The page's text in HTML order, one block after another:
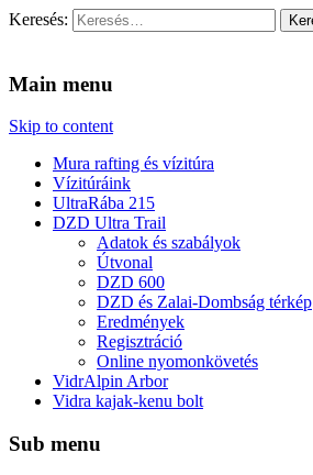
Keresés:
Main menu
Skip to content
Mura rafting és vízitúra
Vízitúráink
UltraRába 215
DZD Ultra Trail
Adatok és szabályok
Útvonal
DZD 600
DZD és Zalai-Dombság térkép
Eredmények
Regisztráció
Online nyomonkövetés
VidrAlpin Arbor
Vidra kajak-kenu bolt
Sub menu